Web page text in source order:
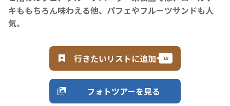
キももちろん味わえる他、パフェやフルーツサンドも人
気。
行きたいリストに追加
フォトツアーを見る